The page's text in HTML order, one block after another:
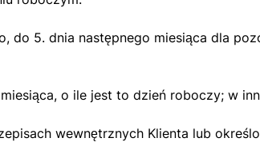
5. dnia następnego miesiąca dla
o ile jest to dzień roboczy; w
wewnętrznych Klienta lub